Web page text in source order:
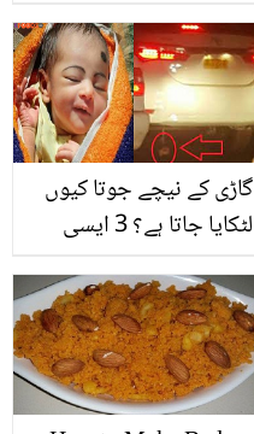
کیسے رہتی ہیں،انہوں نے
اپنی مشکلات بتا دیں
گاڑی کے نیچے جوتا کیوں
لٹکایا جاتا ہے؟ 3 ایسی
نقصان ہو سکتا ہے؟